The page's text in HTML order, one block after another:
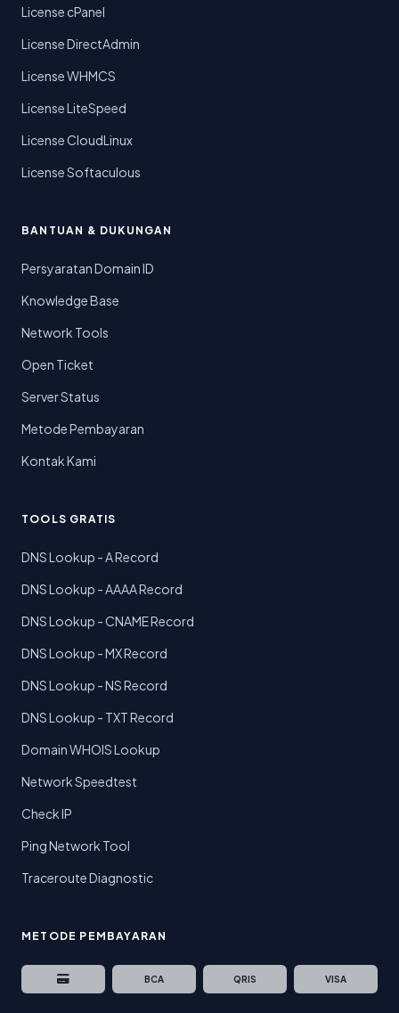
License cPanel
License DirectAdmin
License WHMCS
License LiteSpeed
License CloudLinux
License Softaculous
BANTUAN & DUKUNGAN
Persyaratan Domain ID
Knowledge Base
Network Tools
Open Ticket
Server Status
Metode Pembayaran
Kontak Kami
TOOLS GRATIS
DNS Lookup - A Record
DNS Lookup - AAAA Record
DNS Lookup - CNAME Record
DNS Lookup - MX Record
DNS Lookup - NS Record
DNS Lookup - TXT Record
Domain WHOIS Lookup
Network Speedtest
Check IP
Ping Network Tool
Traceroute Diagnostic
METODE PEMBAYARAN
BCA QRIS VISA